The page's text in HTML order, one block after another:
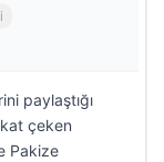
paylaştığı
çeken
Pakize